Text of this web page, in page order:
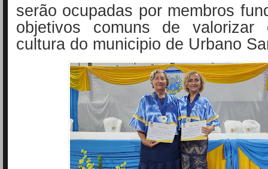
serão ocupadas por membros
objetivos comuns de
cultura do municipio de Urbano